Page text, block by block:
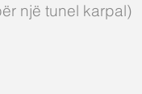
një tunel karpal)